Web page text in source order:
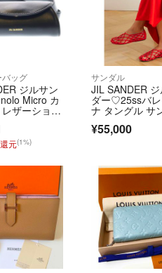
バッグ
ジルサン
Micro カ
ザーショル
元(1%)
サンダル
JIL SANDER
ダー♡25ssバ
ナ タングル サ
¥55,000